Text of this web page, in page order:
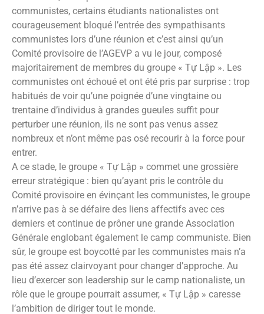
communistes, certains étudiants nationalistes ont
courageusement bloqué l’entrée des sympathisants
communistes lors d’une réunion et c’est ainsi qu’un
Comité provisoire de l’AGEVP a vu le jour, composé
majoritairement de membres du groupe « Tự Lập ». Les
communistes ont échoué et ont été pris par surprise : trop
habitués de voir qu’une poignée d’une vingtaine ou
trentaine d’individus à grandes gueules suffit pour
perturber une réunion, ils ne sont pas venus assez
nombreux et n’ont même pas osé recourir à la force pour
entrer.
A ce stade, le groupe « Tự Lập » commet une grossière
erreur stratégique : bien qu’ayant pris le contrôle du
Comité provisoire en évinçant les communistes, le groupe
n’arrive pas à se défaire des liens affectifs avec ces
derniers et continue de prôner une grande Association
Générale englobant également le camp communiste. Bien
sûr, le groupe est boycotté par les communistes mais n’a
pas été assez clairvoyant pour changer d’approche. Au
lieu d’exercer son leadership sur le camp nationaliste, un
rôle que le groupe pourrait assumer, « Tự Lập » caresse
l’ambition de diriger tout le monde.